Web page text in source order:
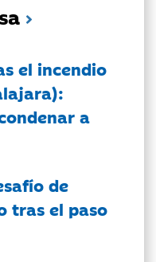
el incendio
a
de
tras el paso